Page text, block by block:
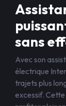
sans
Avec son
électrique
trajets plus
excessif.